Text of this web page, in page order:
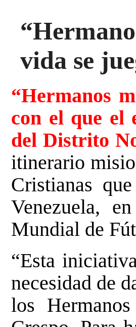
vida se
“Hermanos
con el que el
del Distrito
itinerario
Cristianas
Venezuela,
Mundial de
“Esta
necesidad de
los